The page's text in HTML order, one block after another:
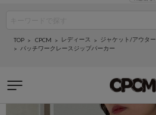
TOP CPCM レディース ジャケット/アウター
パッチワークレースジップパーカー